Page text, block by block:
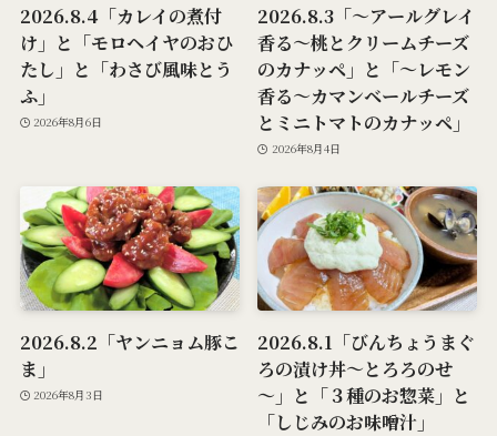
2026.8.4「カレイの煮付
け」と「モロヘイヤのおひ
たし」と「わさび風味とう
ふ」
2026年8月6日
2026.8.3「～アールグレイ
香る～桃とクリームチーズ
のカナッペ」と「～レモン
香る～カマンベールチーズ
とミニトマトのカナッペ」
2026年8月4日
2026.8.2「ヤンニョム豚こ
ま」
2026年8月3日
2026.8.1「びんちょうまぐ
ろの漬け丼～とろろのせ
～」と「３種のお惣菜」と
「しじみのお味噌汁」